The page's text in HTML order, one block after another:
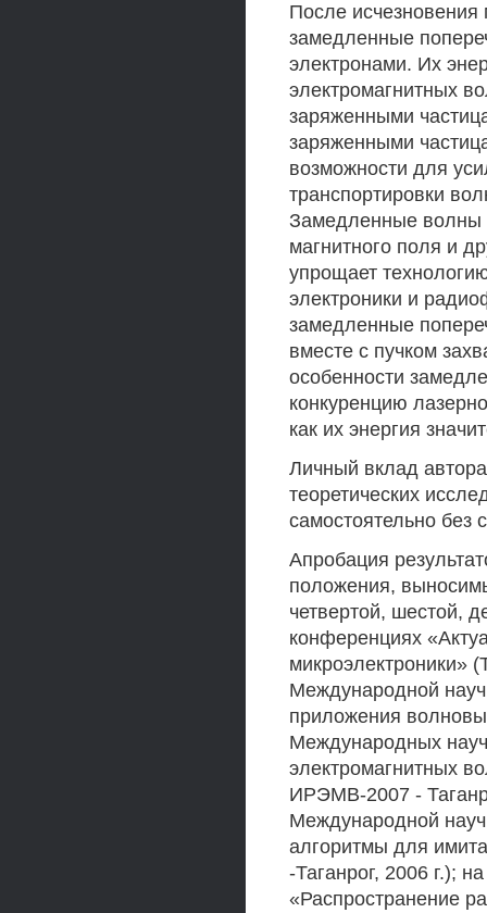
После
замедленные
электронами. Их
электромагнитных
заряженными
заряженными
возможности для
транспортировки
Замедленные волны
магнитного поля и
упрощает
электроники и
замедленные
вместе с пучком
особенности
конкуренцию
как их энергия
Личный вклад
теоретических
самостоятельно без
Апробация
положения,
четвертой, шестой,
конференциях
микроэлектроники»
Международной
приложения
Международных
электромагнитных
ИРЭМВ-2007 -
Международной
алгоритмы для
-Таганрог, 2006 г.);
«Распространение